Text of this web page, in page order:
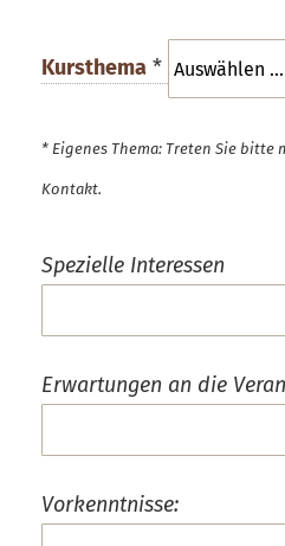
Kursthema *
* Eigenes Thema: Treten Sie bitte
Kontakt.
Spezielle Interessen
Erwartungen an die
Vorkenntnisse: